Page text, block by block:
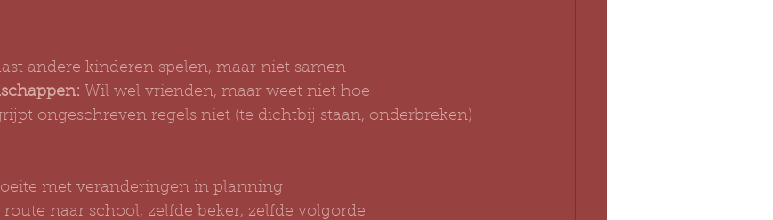
andere kinderen spelen, maar niet samen
Wil wel vrienden, maar weet niet hoe
ongeschreven regels niet (te dichtbij staan, onderbreken)
met veranderingen in planning
route naar school, zelfde beker, zelfde volgorde